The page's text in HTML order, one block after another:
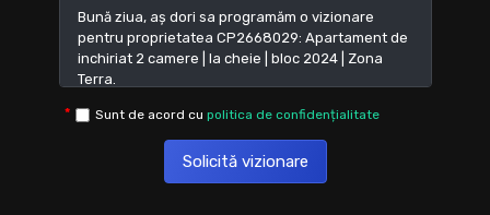
Sunt de acord cu politica de confidențialitate
Solicită vizionare